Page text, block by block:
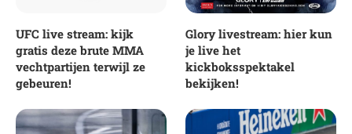
UFC live stream: kijk
gratis deze brute MMA
vechtpartijen terwijl ze
gebeuren!
Glory livestream: hier kun
je live het
kickboksspektakel
bekijken!